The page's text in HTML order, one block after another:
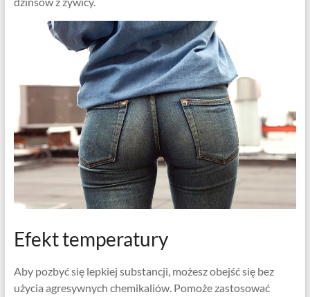
Efekt temperatury
Aby pozbyć się lepkiej substancji, możesz obejść się bez
użycia agresywnych chemikaliów. Pomoże zastosować